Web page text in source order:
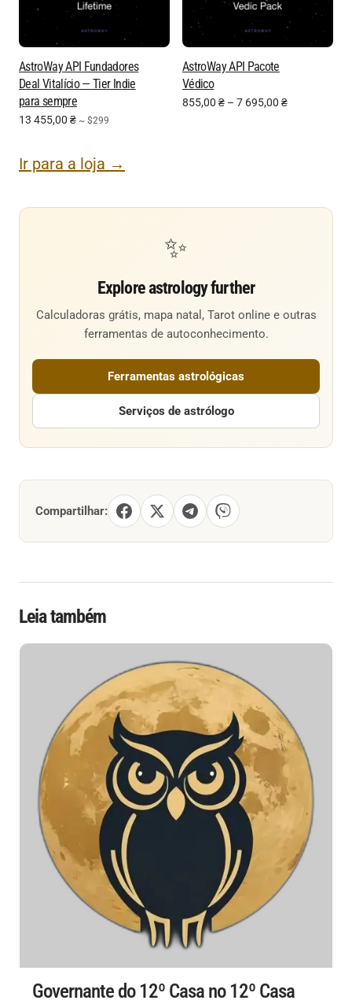
AstroWay API Fundadores
Deal Vitalício — Tier Indie
para sempre
13 455,00 ₴ ~ $299
AstroWay API Pacote
Védico
855,00 ₴ – 7 695,00 ₴
Ir para a loja →
✨
Explore astrology further
Calculadoras grátis, mapa natal, Tarot online e outras
ferramentas de autoconhecimento.
Ferramentas astrológicas
Serviços de astrólogo
Compartilhar:
Leia também
Governante do 12º Casa no 12º Casa